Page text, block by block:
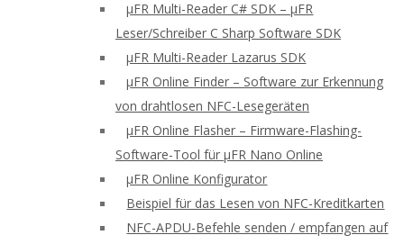
μFR Multi-Reader C# SDK – μFR
Leser/Schreiber C Sharp Software SDK
μFR Multi-Reader Lazarus SDK
μFR Online Finder – Software zur Erkennung
von drahtlosen NFC-Lesegeräten
μFR Online Flasher – Firmware-Flashing-
Software-Tool für μFR Nano Online
μFR Online Konfigurator
Beispiel für das Lesen von NFC-Kreditkarten
NFC-APDU-Befehle senden / empfangen auf